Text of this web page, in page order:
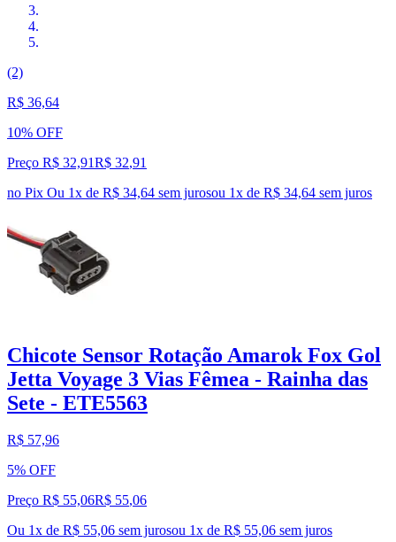
(2)
R$ 36,64
10% OFF
Preço R$ 32,91R$ 32,91
no Pix Ou 1x de R$ 34,64 sem jurosou 1x de R$ 34,64 sem juros
Chicote Sensor Rotação Amarok Fox Gol
Jetta Voyage 3 Vias Fêmea - Rainha das
Sete - ETE5563
R$ 57,96
5% OFF
Preço R$ 55,06R$ 55,06
Ou 1x de R$ 55,06 sem jurosou 1x de R$ 55,06 sem juros